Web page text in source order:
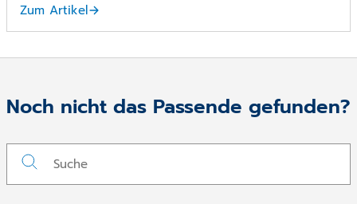
Zum Artikel
Noch nicht das Passende gefunden?